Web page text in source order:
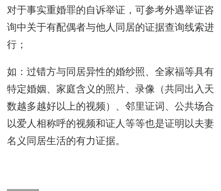
对于事实重婚罪的自诉举证，可参考外遇举证咨
询中关于有配偶者与他人同居的证据查询线索进
行；
如：过错方与同居异性的婚纱照、全家福等具有
特定婚姻、家庭含义的照片、录像（共同出入天
数越多越好以上的视频）、邻里证词、公共场合
以爱人相称呼的视频和证人等等也是证明以夫妻
名义同居生活的有力证据。